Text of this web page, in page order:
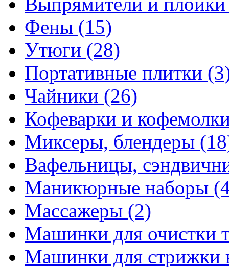
Фены (15)
Утюги (28)
Портативные плитки
Чайники (26)
Кофеварки и
Миксеры, блендеры
Вафельницы,
Маникюрные наборы
Массажеры (2)
Машинки для очистки
Машинки для стрижки